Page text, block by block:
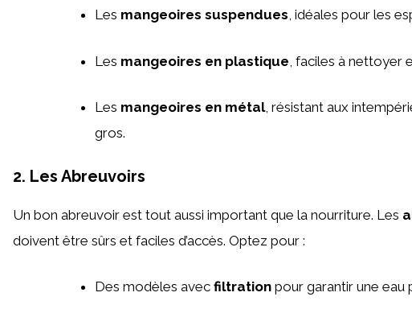
Les mangeoires suspendues, idéales pour les
Les mangeoires en plastique , faciles à nettoyer
Les mangeoires en métal, résistant aux
gros.
2. Les Abreuvoirs
Un bon abreuvoir est tout aussi important que la nourriture. Les
doivent être sûrs et faciles d’accès. Optez pour :
Des modèles avec filtration pour garantir une eau